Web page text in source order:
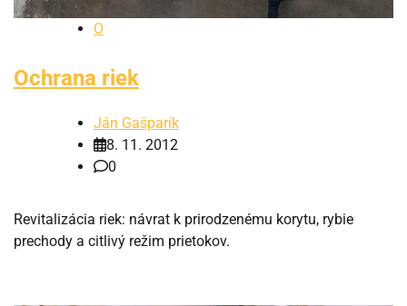
O
Ochrana riek
Ján Gašparík
8. 11. 2012
0
Revitalizácia riek: návrat k prirodzenému korytu, rybie
prechody a citlivý režim prietokov.